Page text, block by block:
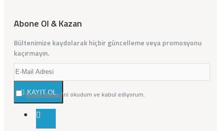
Abone Ol & Kazan
Bültenimize kaydolarak hiçbir güncelleme veya promosyonu
kaçırmayın.
KAYIT OL
Gizlilik İlkeleri'ni okudum ve kabul ediyorum.